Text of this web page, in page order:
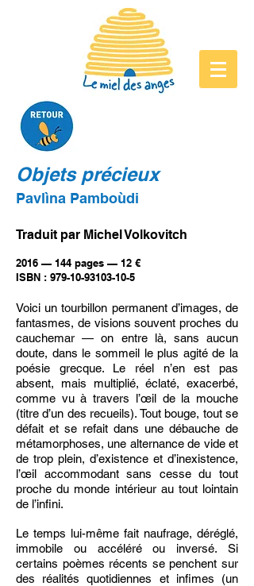
Objets précieux
Pavlìna Pamboùdi
Traduit par Michel Volkovitch
2016 — 144 pages — 12 €
ISBN : 979-10-93103-10-5
Voici un tourbillon permanent d’images, de
fantasmes, de visions souvent proches du
cauchemar — on entre là, sans aucun
doute, dans le sommeil le plus agité de la
poésie grecque. Le réel n’en est pas
absent, mais multiplié, éclaté, exacerbé,
comme vu à travers l’œil de la mouche
(titre d’un des recueils). Tout bouge, tout se
défait et se refait dans une débauche de
métamorphoses, une alternance de vide et
de trop plein, d’existence et d’inexistence,
l’œil accommodant sans cesse du tout
proche du monde intérieur au tout lointain
de l’infini.
Le temps lui-même fait naufrage, déréglé,
immobile ou accéléré ou inversé. Si
certains poèmes récents se penchent sur
des réalités quotidiennes et infimes (un